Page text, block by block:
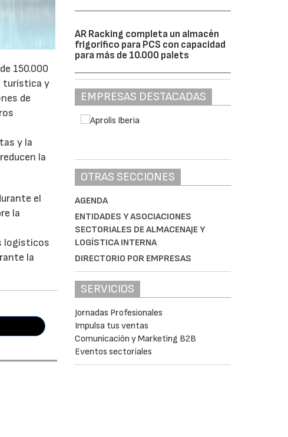
150.000
turística y
de
y la
la
el
la
logísticos
la
AR Racking completa un almacén
frigorífico para PCS con capacidad
para más de 10.000 palets
EMPRESAS DESTACADAS
OTRAS SECCIONES
AGENDA
ENTIDADES Y ASOCIACIONES
SECTORIALES DE ALMACENAJE Y
LOGÍSTICA INTERNA
DIRECTORIO POR EMPRESAS
SERVICIOS
Jornadas Profesionales
Impulsa tus ventas
Comunicación y Marketing B2B
Eventos sectoriales